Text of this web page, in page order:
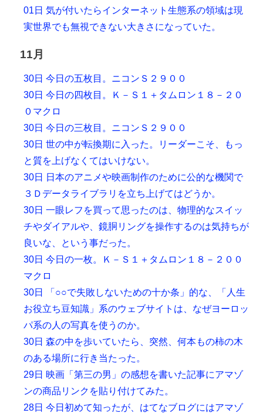
01日 気が付いたらインターネット生態系の領域は現
実世界でも無視できない大きさになっていた。
11月
30日 今日の五枚目。ニコンＳ２９００
30日 今日の四枚目。Ｋ－Ｓ１＋タムロン１８－２０
０マクロ
30日 今日の三枚目。ニコンＳ２９００
30日 世の中が転換期に入った。リーダーこそ、もっ
と質を上げなくてはいけない。
30日 日本のアニメや映画制作のために公的な機関で
３Ｄデータライブラリを立ち上げてはどうか。
30日 一眼レフを買って思ったのは、物理的なスイッ
チやダイアルや、鏡胴リングを操作するのは気持ちが
良いな、という事だった。
30日 今日の一枚。Ｋ－Ｓ１＋タムロン１８－２００
マクロ
30日 「○○で失敗しないための十か条」的な、「人生
お役立ち豆知識」系のウェブサイトは、なぜヨーロッ
パ系の人の写真を使うのか。
30日 森の中を歩いていたら、突然、何本もの柿の木
のある場所に行き当たった。
29日 映画「第三の男」の感想を書いた記事にアマゾ
ンの商品リンクを貼り付けてみた。
28日 今日初めて知ったが、はてなブログにはアマゾ